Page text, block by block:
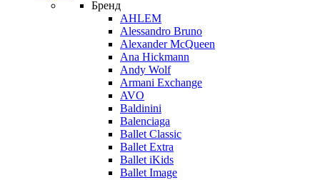
Бренд
AHLEM
Alessandro Bruno
Alexander McQueen
Ana Hickmann
Andy Wolf
Armani Exchange
AVO
Baldinini
Balenciaga
Ballet Classic
Ballet Extra
Ballet iKids
Ballet Image